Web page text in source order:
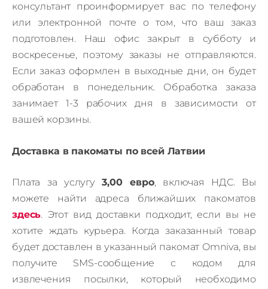
консультант проинформирует вас по телефону
или электронной почте о том, что ваш заказ
подготовлен. Наш офис закрыт в субботу и
воскресенье, поэтому заказы не отправляются.
Если заказ оформлен в выходные дни, он будет
обработан в понедельник. Обработка заказа
занимает 1-3 рабочих дня в зависимости от
вашей корзины.
Доставка в пакоматы по всей Латвии
Плата за услугу3,00 евро, включая НДС.Вы
можете найти адреса ближайших пакоматов
здесь. Этот вид доставки подходит, если вы не
хотите ждать курьера.
Когда заказанный товар
будет доставлен в указанный пакомат Omniva, вы
получите SMS-сообщение с кодом для
извлечения посылки, который необходимо